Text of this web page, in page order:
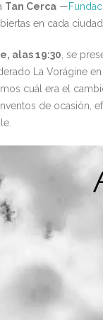
Tan Cerca —
en cada
alas 19:30, se
La Vorágine
cuál era el
de ocasión,